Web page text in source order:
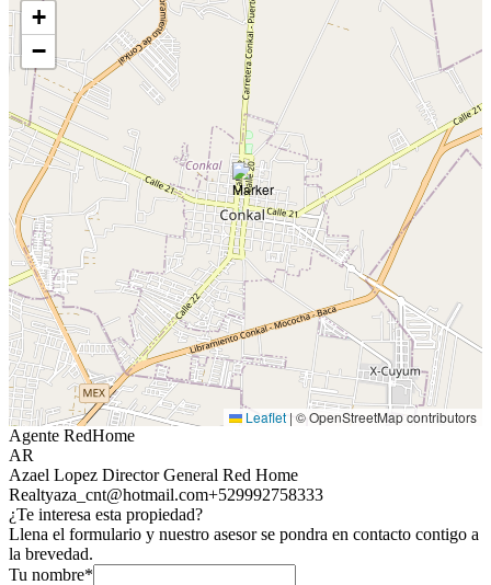
+
−
Leaflet | © OpenStreetMap contributors
Agente RedHome
AR
Azael Lopez Director General Red Home
Realtyaza_cnt@hotmail.com+529992758333
¿Te interesa esta propiedad?
Llena el formulario y nuestro asesor se pondra en contacto contigo a
la brevedad.
Tu nombre*